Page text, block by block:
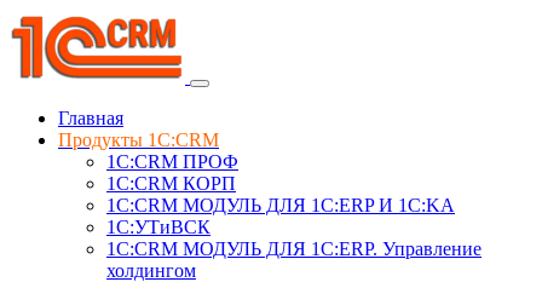
Главная
Продукты 1C:CRM
1С:CRM ПРОФ
1С:CRM КОРП
1С:CRM МОДУЛЬ ДЛЯ 1C:ERP И 1C:KA
1C:УТиВСК
1С:CRM МОДУЛЬ ДЛЯ 1C:ERP. Управление
холдингом